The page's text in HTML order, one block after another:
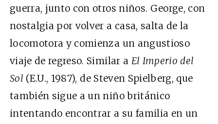
guerra, junto con otros niños. George, con
nostalgia por volver a casa, salta de la
locomotora y comienza un angustioso
viaje de regreso. Similar a El Imperio del
Sol (E.U., 1987), de Steven Spielberg, que
también sigue a un niño británico
intentando encontrar a su familia en un